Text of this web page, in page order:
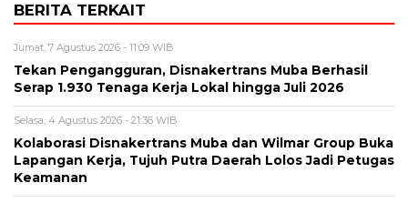
BERITA TERKAIT
Jumat, 7 Agustus 2026 - 11:09 WIB
Tekan Pengangguran, Disnakertrans Muba Berhasil
Serap 1.930 Tenaga Kerja Lokal hingga Juli 2026
Selasa, 4 Agustus 2026 - 21:36 WIB
Kolaborasi Disnakertrans Muba dan Wilmar Group Buka
Lapangan Kerja, Tujuh Putra Daerah Lolos Jadi Petugas
Keamanan